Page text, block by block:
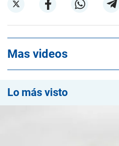
Mas videos
Lo más visto